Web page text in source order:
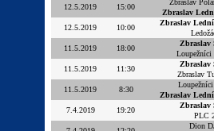
12.5.2019
15:00
Zbraslav
Zbraslav
12.5.2019
10:00
Zbraslav
11.5.2019
18:00
Zbraslav
Loupežníci
11.5.2019
11:30
Zbraslav
Zbraslav
11.5.2019
8:30
Zbraslav
7.4.2019
19:20
Zbraslav
PLC
Dion